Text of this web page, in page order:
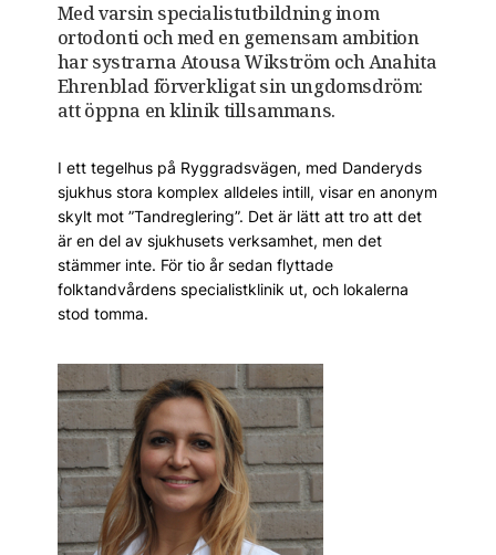
Med varsin specialistutbildning inom
ortodonti och med en gemensam ambition
har systrarna Atousa Wikström och Anahita
Ehrenblad förverkligat sin ungdomsdröm:
att öppna en klinik tillsammans.
I ett tegelhus på Ryggrads­vägen, med Danderyds
sjukhus stora komplex alldeles intill, visar en anonym
skylt mot ”Tandreglering”. Det är lätt att tro att det
är en del av sjukhusets verksamhet, men det
stämmer inte. För tio år sedan flyttade
folktandvårdens specialistklinik ut, och lokalerna
stod tomma.